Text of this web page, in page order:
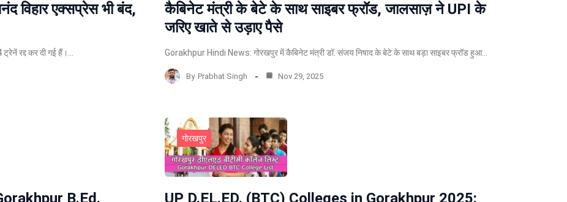
विहार एक्सप्रेस भी बंद,
रद्द कर दी गई हैं।…
कैबिनेट मंत्री के बेटे के साथ साइबर फ्रॉड, जालसाज़ ने UPI के
जरिए खाते से उड़ाए पैसे
Gorakhpur Hindi News: गोरखपुर में कैबिनेट मंत्री डॉ. संजय निषाद के बेटे के साथ बड़ा साइबर फ्रॉड हुआ…
By Prabhat Singh Nov 29, 2025
गोरखपुर